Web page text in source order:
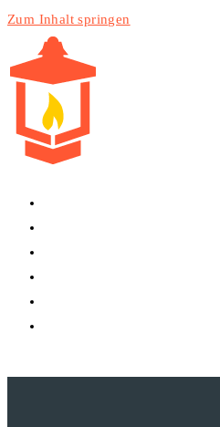
Zum Inhalt springen